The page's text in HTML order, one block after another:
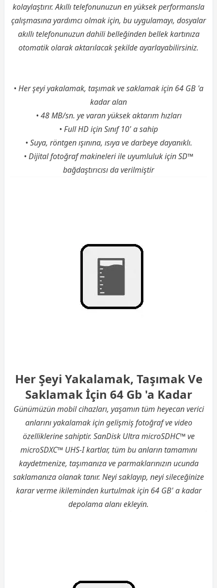
kolaylaştırır. Akıllı telefonunuzun en yüksek performansla
çalışmasına yardımcı olmak için, bu uygulamayı, dosyalar
akıllı telefonunuzun dahili belleğindenbellekkartınıza
otomatik olarak aktarılacak şekilde ayarlayabilirsiniz.
• Her şeyi yakalamak, taşımak ve saklamak için 64 GB 'a
kadar alan
• 48 MB/sn. ye varan yüksek aktarım hızları
• Full HD için Sınıf 10' a sahip
• Suya, röntgen ışınına, ısıya ve darbeye dayanıklı.
• Dijital fotoğraf makineleri ile uyumluluk için SD™
bağdaştırıcısı da verilmiştir
Her Şeyi Yakalamak, Taşımak Ve
Saklamak İçin 64 Gb 'a Kadar
Günümüzün mobil cihazları, yaşamın tüm heyecan verici
anlarını yakalamak için gelişmiş fotoğraf ve video
özelliklerine sahiptir. SanDisk Ultra microSDHC™ ve
microSDXC™ UHS-I kartlar, tüm bu anların tamamını
kaydetmenize, taşımanıza ve parmaklarınızın ucunda
saklamanıza olanak tanır. Neyi saklayıp, neyi sileceğinize
karar verme ikileminden kurtulmak için 64 GB' a kadar
depolama alanı ekleyin.